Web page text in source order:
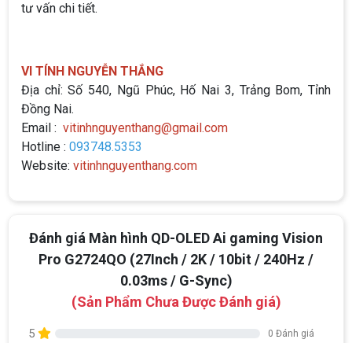
tư vấn chi tiết.
VI TÍNH NGUYỄN THẮNG
Địa chỉ: Số 540, Ngũ Phúc, Hố Nai 3, Trảng Bom, Tỉnh
Đồng Nai.
Email : vitinhnguyenthang@gmail.com
Hotline : 093748.5353
Website: vitinhnguyenthang.com
Đánh giá Màn hình QD-OLED Ai gaming Vision
Pro G2724QO (27Inch / 2K / 10bit / 240Hz /
0.03ms / G-Sync)
(Sản Phẩm Chưa Được Đánh giá)
5 0 Đánh giá